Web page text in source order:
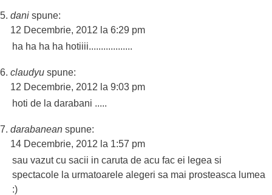
dani spune:
12 Decembrie, 2012 la 6:29 pm
ha ha ha ha hotiiii..................
claudyu spune:
12 Decembrie, 2012 la 9:03 pm
hoti de la darabani .....
darabanean spune:
14 Decembrie, 2012 la 1:57 pm
sau vazut cu sacii in caruta de acu fac ei legea si
spectacole la urmatoarele alegeri sa mai prosteasca lumea
:)